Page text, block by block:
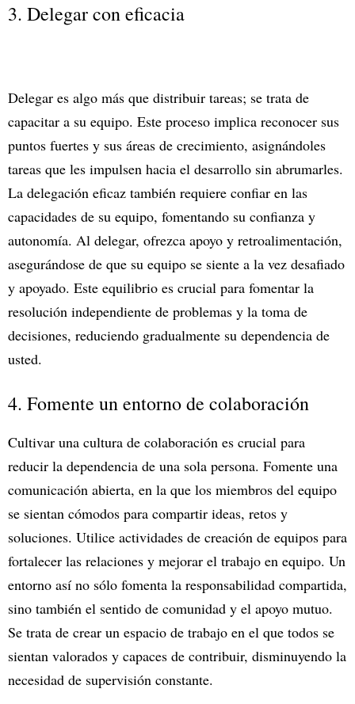
3. Delegar con eficacia
Delegar es algo más que distribuir tareas; se trata de
capacitar a su equipo. Este proceso implica reconocer sus
puntos fuertes y sus áreas de crecimiento, asignándoles
tareas que les impulsen hacia el desarrollo sin abrumarles.
La delegación eficaz también requiere confiar en las
capacidades de su equipo, fomentando su confianza y
autonomía. Al delegar, ofrezca apoyo y retroalimentación,
asegurándose de que su equipo se siente a la vez desafiado
y apoyado. Este equilibrio es crucial para fomentar la
resolución independiente de problemas y la toma de
decisiones, reduciendo gradualmente su dependencia de
usted.
4. Fomente un entorno de colaboración
Cultivar una cultura de colaboración es crucial para
reducir la dependencia de una sola persona. Fomente una
comunicación abierta, en la que los miembros del equipo
se sientan cómodos para compartir ideas, retos y
soluciones. Utilice actividades de creación de equipos para
fortalecer las relaciones y mejorar el trabajo en equipo. Un
entorno así no sólo fomenta la responsabilidad compartida,
sino también el sentido de comunidad y el apoyo mutuo.
Se trata de crear un espacio de trabajo en el que todos se
sientan valorados y capaces de contribuir, disminuyendo la
necesidad de supervisión constante.